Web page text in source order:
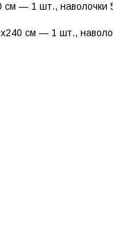
— 1 шт., наволочки
см — 1 шт.,